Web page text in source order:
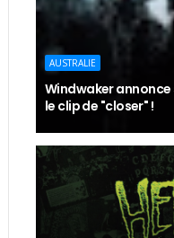
AUSTRALIE
Windwaker
le clip de "closer" !